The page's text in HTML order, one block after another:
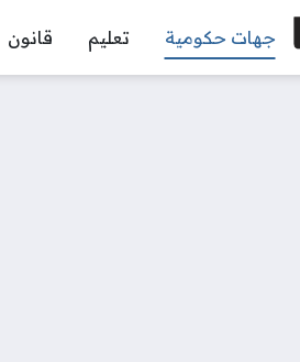
جهات حكومية تعليم قانون